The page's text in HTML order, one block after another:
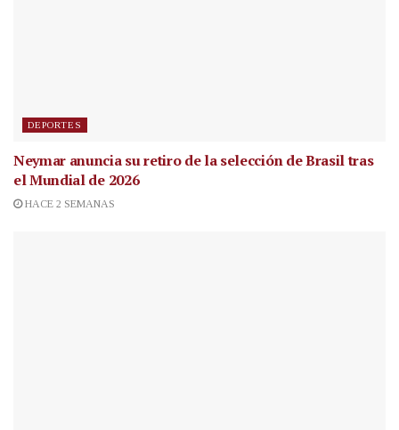
DEPORTES
Neymar anuncia su retiro de la selección de Brasil tras
el Mundial de 2026
HACE 2 SEMANAS